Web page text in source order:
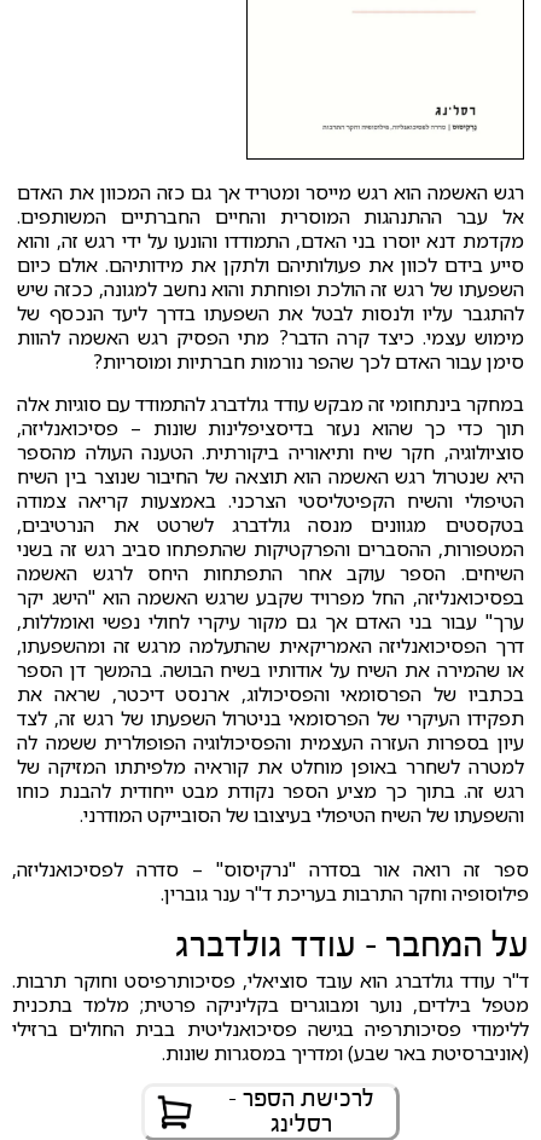
רגש האשמה הוא רגש מייסר ומטריד אך גם כזה המכוון את האדם
אל עבר ההתנהגות המוסרית והחיים החברתיים המשותפים.
מקדמת דנא יוסרו בני האדם, התמודדו והונעו על ידי רגש זה, והוא
סייע בידם לכוון את פעולותיהם ולתקן את מידותיהם. אולם כיום
השפעתו של רגש זה הולכת ופוחתת והוא נחשב למגונה, ככזה שיש
להתגבר עליו ולנסות לבטל את השפעתו בדרך ליעד הנכסף של
מימוש עצמי. כיצד קרה הדבר? מתי הפסיק רגש האשמה להוות
סימן עבור האדם לכך שהפר נורמות חברתיות ומוסריות?
במחקר בינתחומי זה מבקש עודד גולדברג להתמודד עם סוגיות אלה
תוך כדי כך שהוא נעזר בדיסציפלינות שונות – פסיכואנליזה,
סוציולוגיה, חקר שיח ותיאוריה ביקורתית. הטענה העולה מהספר
היא שנטרול רגש האשמה הוא תוצאה של החיבור שנוצר בין השיח
הטיפולי והשיח הקפיטליסטי הצרכני. באמצעות קריאה צמודה
בטקסטים מגוונים מנסה גולדברג לשרטט את הנרטיבים,
המטפורות, ההסברים והפרקטיקות שהתפתחו סביב רגש זה בשני
השיחים. הספר עוקב אחר התפתחות היחס לרגש האשמה
בפסיכואנליזה, החל מפרויד שקבע שרגש האשמה הוא "הישג יקר
ערך" עבור בני האדם אך גם מקור עיקרי לחולי נפשי ואומללות,
דרך הפסיכואנליזה האמריקאית שהתעלמה מרגש זה ומהשפעתו,
או שהמירה את השיח על אודותיו בשיח הבושה. בהמשך דן הספר
בכתביו של הפרסומאי והפסיכולוג, ארנסט דיכטר, שראה את
תפקידו העיקרי של הפרסומאי בניטרול השפעתו של רגש זה, לצד
עיון בספרות העזרה העצמית והפסיכולוגיה הפופולרית ששמה לה
למטרה לשחרר באופן מוחלט את קוראיה מלפיתתו המזיקה של
רגש זה. בתוך כך מציע הספר נקודת מבט ייחודית להבנת כוחו
והשפעתו של השיח הטיפולי בעיצובו של הסובייקט המודרני.
ספר זה רואה אור בסדרה "נרקיסוס" – סדרה לפסיכואנליזה,
פילוסופיה וחקר התרבות בעריכת ד"ר ענר גוברין.
על המחבר - עודד גולדברג
ד"ר עודד גולדברג הוא עובד סוציאלי, פסיכותרפיסט וחוקר תרבות.
מטפל בילדים, נוער ומבוגרים בקליניקה פרטית; מלמד בתכנית
ללימודי פסיכותרפיה בגישה פסיכואנליטית בבית החולים ברזילי
(אוניברסיטת באר שבע) ומדריך במסגרות שונות.
לרכישת הספר -
רסלינג